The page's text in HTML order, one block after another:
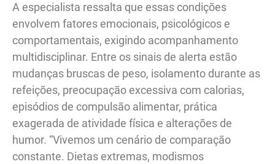
A especialista ressalta que essas condições
envolvem fatores emocionais, psicológicos e
comportamentais, exigindo acompanhamento
multidisciplinar. Entre os sinais de alerta estão
mudanças bruscas de peso, isolamento durante as
refeições, preocupação excessiva com calorias,
episódios de compulsão alimentar, prática
exagerada de atividade física e alterações de
humor. “Vivemos um cenário de comparação
constante. Dietas extremas, modismos